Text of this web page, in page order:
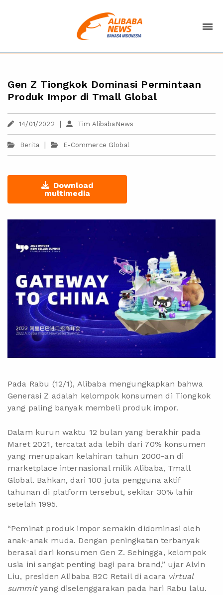
Gen Z Tiongkok Dominasi Permintaan
Produk Impor di Tmall Global
14/01/2022 | Tim AlibabaNews
Berita | E-Commerce Global
Download
multimedia
Pada Rabu (12/1), Alibaba mengungkapkan bahwa
Generasi Z adalah kelompok konsumen di Tiongkok
yang paling banyak membeli produk impor.
Dalam kurun waktu 12 bulan yang berakhir pada
Maret 2021, tercatat ada lebih dari 70% konsumen
yang merupakan kelahiran tahun 2000-an di
marketplace internasional milik Alibaba, Tmall
Global. Bahkan, dari 100 juta pengguna aktif
tahunan di platform tersebut, sekitar 30% lahir
setelah 1995.
“Peminat produk impor semakin didominasi oleh
anak-anak muda. Dengan peningkatan terbanyak
berasal dari konsumen Gen Z. Sehingga, kelompok
usia ini sangat penting bagi para brand,” ujar Alvin
Liu, presiden Alibaba B2C Retail di acara virtual
summityang diselenggarakan pada hari Rabu lalu.